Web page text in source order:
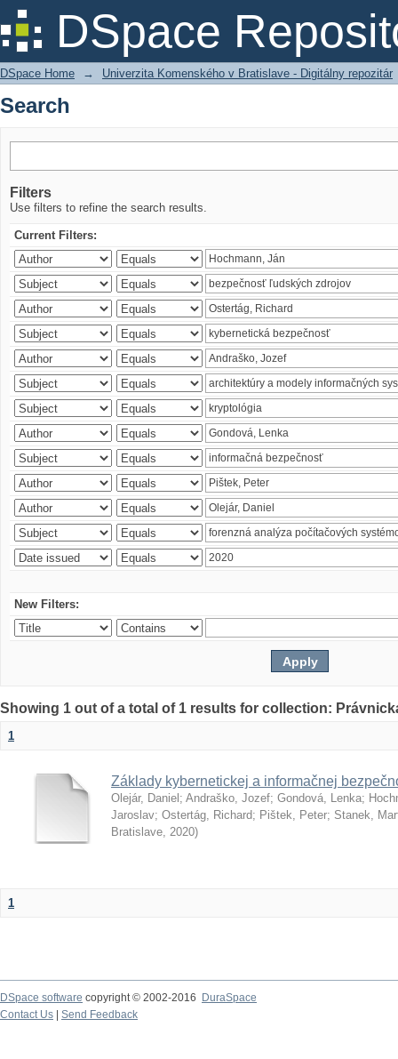
DSpace
Search
DSpace Home → Univerzita Komenského v Bratislave - Digitálny repozitár
Search
Filters
Use filters to refine the search results.
Current Filters:
New Filters:
Showing 1 out of a total of 1 results for collection:
1
Základy kybernetickej a informačnej
Olejár, Daniel ; Andraško, Jozef; Gondová, Lenka;
Jaroslav; Ostertág, Richard; Pištek, Peter; Stanek,
Bratislave, 2020)
1
DSpace software copyright © 2002-2016
DuraSpace
Contact Us
Send Feedback